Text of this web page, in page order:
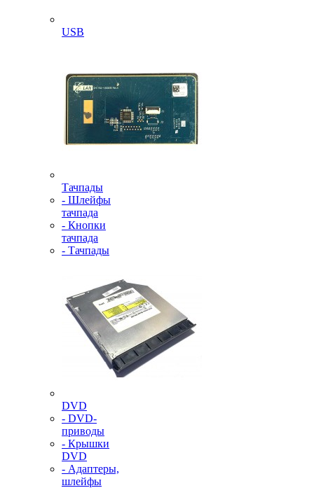
USB
Тачпады
- Шлейфы
тачпада
- Кнопки
тачпада
- Тачпады
DVD
- DVD-
приводы
- Крышки
DVD
- Адаптеры,
шлейфы